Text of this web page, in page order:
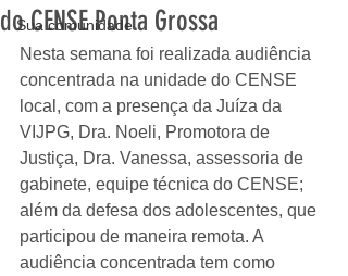
Sua comunidade
do CENSE Ponta Grossa
Nesta semana foi realizada audiência
concentrada na unidade do CENSE
local, com a presença da Juíza da
VIJPG, Dra. Noeli, Promotora de
Justiça, Dra. Vanessa, assessoria de
gabinete, equipe técnica do CENSE;
além da defesa dos adolescentes, que
participou de maneira remota. A
audiência concentrada tem como